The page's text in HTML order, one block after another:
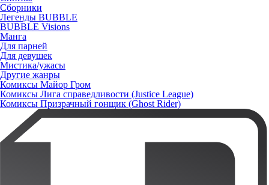
Сборники
Легенды BUBBLE
BUBBLE Visions
Манга
Для парней
Для девушек
Мистика/ужасы
Другие жанры
Комиксы Майор Гром
Комиксы Лига справедливости (Justice League)
Комиксы Призрачный гонщик (Ghost Rider)